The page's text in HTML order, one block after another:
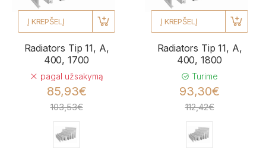
Į KREPŠELĮ
Radiators Tip 11, A,
400, 1700
pagal užsakymą
85,93€
103,53€
Į KREPŠELĮ
Radiators Tip 11, A,
400, 1800
Turime
93,30€
112,42€